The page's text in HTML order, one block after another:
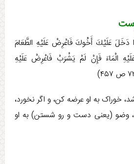
دَخَلَ عَلَيْكَ أَخُوكَ فَاعْرِضْ عَلَيْهِ الطَّعَامَ
الْمَاءَ فَإِنْ لَمْ يَشْرَبْ فَاعْرِضْ عَلَيْهِ
خوراک به او عرضه کن، و اگر نخورد،
وضو (یعنی دست و رو شستن) به او